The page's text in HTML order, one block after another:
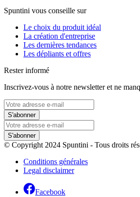
Spuntini vous conseille sur
Le choix du produit idéal
La création d'entreprise
Les dernières tendances
Les dépliants et offres
Rester informé
Inscrivez-vous à notre newsletter et ne
S'abonner
S'abonner
© Copyright 2024 Spuntini - Tous droits
Conditions générales
Legal disclaimer
Facebook